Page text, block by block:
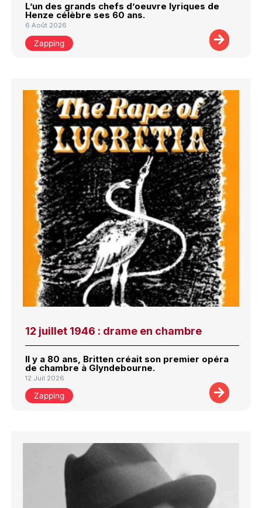
L’un des grands chefs d’oeuvre lyriques de
Henze célèbre ses 60 ans.
6 Août 2026
Zapping
12 juillet 1946 : drame en chambre
Il y a 80 ans, Britten créait son premier opéra
de chambre à Glyndebourne.
12 Juil 2026
Zapping